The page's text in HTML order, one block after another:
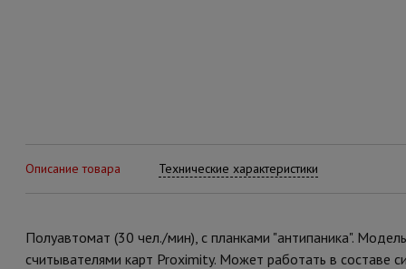
Описание товара Технические характеристики
Полуавтомат (30 чел./мин), с планками "антипаника".
считывателями карт Proximity. Может работать в составе